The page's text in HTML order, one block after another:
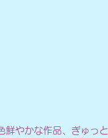
鮮やかな作品、ぎゅっ